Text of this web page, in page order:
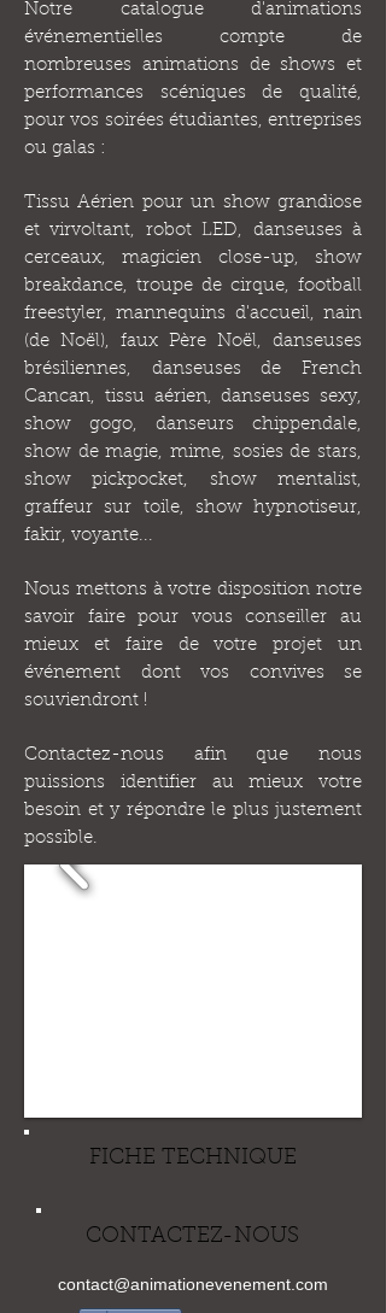
Notre catalogue d'animations
événementielles compte de
nombreuses animations de shows et
performances scéniques de qualité,
pour vos soirées étudiantes, entreprises
ou galas :
Tissu Aérien pour un show grandiose
et virvoltant, robot LED, danseuses à
cerceaux, magicien close-up, show
breakdance, troupe de cirque, football
freestyler, mannequins d'accueil, nain
(de Noël), faux Père Noël, danseuses
brésiliennes, danseuses de French
Cancan, tissu aérien, danseuses sexy,
show gogo, danseurs chippendale,
show de magie, mime, sosies de stars,
show pickpocket, show mentalist,
graffeur sur toile, show hypnotiseur,
fakir, voyante...
Nous mettons à votre disposition notre
savoir faire pour vous conseiller au
mieux et faire de votre projet un
événement dont vos convives se
souviendront !
Contactez-nous afin que nous
puissions identifier au mieux votre
besoin et y répondre le plus justement
possible.
FICHE TECHNIQUE
CONTACTEZ-NOUS
contact@animationevenement.com